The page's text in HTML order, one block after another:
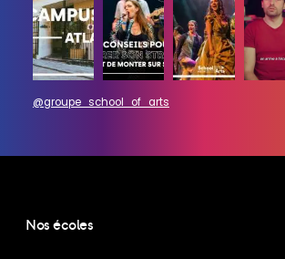
@groupe_school_of_arts
Nos écoles